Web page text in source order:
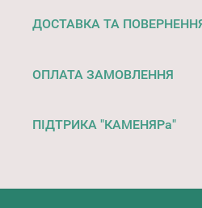
ДОСТАВКА ТА
ОПЛАТА ЗАМОВЛЕННЯ
ПІДТРИКА "КАМЕНЯРа"